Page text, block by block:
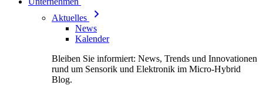
Aktuelles
News
Kalender
Bleiben Sie informiert: News, Trends und Innovationen
rund um Sensorik und Elektronik im Micro-Hybrid
Blog.